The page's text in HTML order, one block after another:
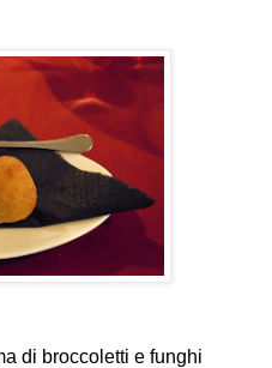
di broccoletti e funghi